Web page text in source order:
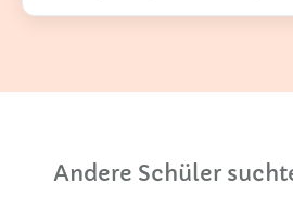
Andere Schüler